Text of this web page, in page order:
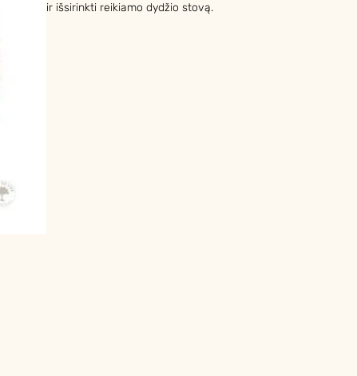
ir išsirinkti reikiamo dydžio stovą.